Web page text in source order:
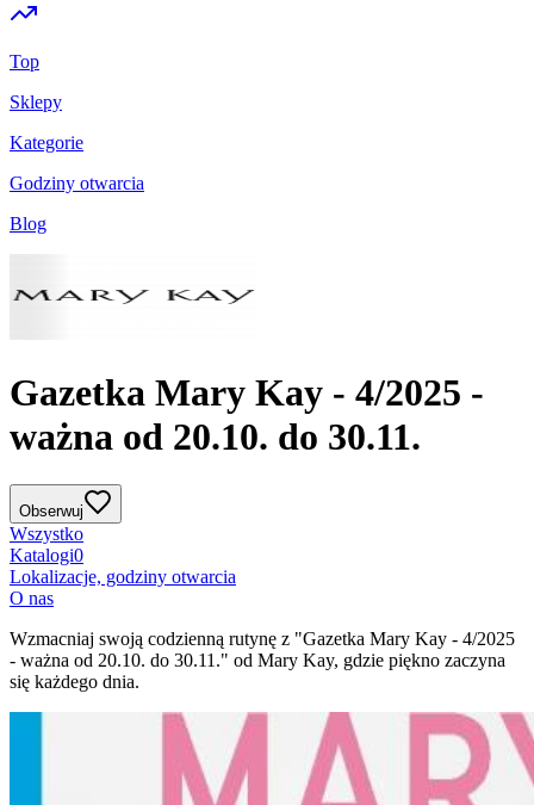
Top
Sklepy
Kategorie
Godziny otwarcia
Blog
Gazetka Mary Kay - 4/2025 -
ważna od 20.10. do 30.11.
Obserwuj
Wszystko
Katalogi0
Lokalizacje, godziny otwarcia
O nas
Wzmacniaj swoją codzienną rutynę z "Gazetka Mary Kay - 4/2025
- ważna od 20.10. do 30.11." od Mary Kay, gdzie piękno zaczyna
się każdego dnia.